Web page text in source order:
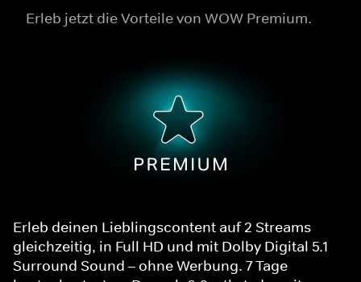
Erleb jetzt die Vorteile von WOW Premium.
Erleb deinen Lieblingscontent auf 2 Streams
gleichzeitig, in Full HD und mit Dolby Digital 5.1
Surround Sound – ohne Werbung. 7 Tage